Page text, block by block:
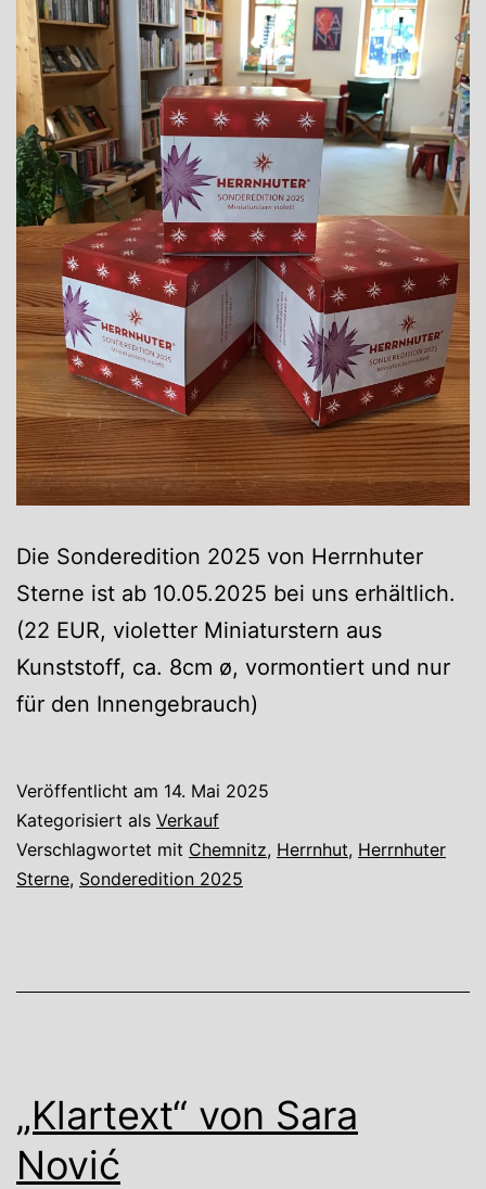
Die Sonderedition 2025 von Herrnhuter
Sterne ist ab 10.05.2025 bei uns erhältlich.
(22 EUR, violetter Miniaturstern aus
Kunststoff, ca. 8cm ø, vormontiert und nur
für den Innengebrauch)
Veröffentlicht am 14. Mai 2025
Kategorisiert als Verkauf
Verschlagwortet mit Chemnitz, Herrnhut, Herrnhuter
Sterne, Sonderedition 2025
„Klartext“ von Sara
Nović